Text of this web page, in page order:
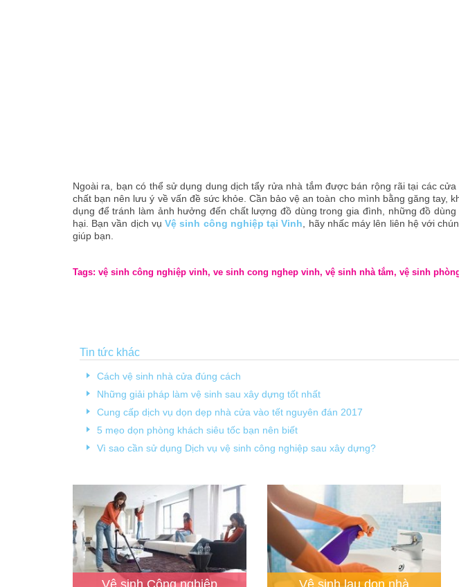
Ngoài ra, bạn có thể sử dụng dung dịch tẩy rửa nhà tắm được bán rộng rãi tại các
chất bạn nên lưu ý về vấn đề sức khỏe. Cần bảo vệ an toàn cho mình bằng găng tay,
dụng để tránh làm ảnh hưởng đến chất lượng đồ dùng trong gia đình, những đồ
hại. Bạn vần dịch vụVệ sinh công nghiệp tại Vinh , hãy nhấc máy lên liên hệ với
giúp bạn.
Tags: vệ sinh công nghiệp vinh, ve sinh cong nghep vinh, vệ sinh nhà tắm, vệ sinh
Tin tức khác
Cách vệ sinh nhà cửa đúng cách
Những giải pháp làm vệ sinh sau xây dựng tốt nhất
Cung cấp dịch vụ dọn dẹp nhà cửa vào tết nguyên đán 2017
5 mẹo dọn phòng khách siêu tốc bạn nên biết
Vì sao cần sử dụng Dịch vụ vệ sinh công nghiệp sau xây dựng?
Vệ sinh Công nghiêp Vệ sinh lau dọn nhà